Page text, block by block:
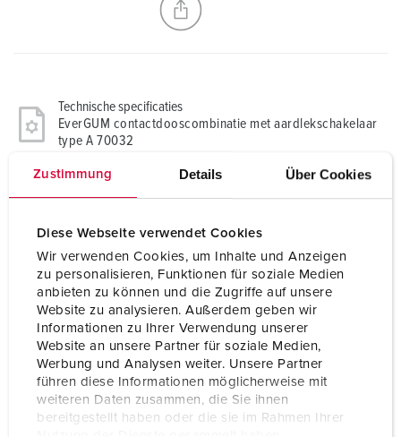
Zustimmung Details Über Cookies
Diese Webseite verwendet Cookies
Wir verwenden Cookies, um Inhalte und Anzeigen
zu personalisieren, Funktionen für soziale Medien
anbieten zu können und die Zugriffe auf unsere
Website zu analysieren. Außerdem geben wir
Informationen zu Ihrer Verwendung unserer
Website an unsere Partner für soziale Medien,
Werbung und Analysen weiter. Unsere Partner
führen diese Informationen möglicherweise mit
weiteren Daten zusammen, die Sie ihnen
bereitgestellt haben oder die sie im Rahmen Ihrer
Technische specificaties
EverGUM contactdooscombinatie met aardlekschakelaar
type A 70032
Beveiliging 1 aardlekschakelaar 40A, 4p, 0,03A
Aansluiting /
voedingskabel
2 m kabel H07RN-F3G2.5 met CEE-
contactstop 16A, 5p, 400V
Beschermingsgraad IP44
Behuizing materiaal Vol rubber
Gewicht 4029 g